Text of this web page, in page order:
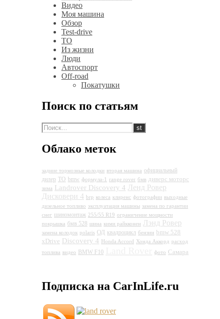
Видео
Моя машина
Обзор
Test-drive
ТО
Из жизни
Люди
Автоспорт
Off-road
Покатушки
Поиск по статьям
Облако меток
задние тормозные колодки вторая машина официальный
дилер ТО bmw формула-1 range rover бмв диверс моторс
зима Landrover Discovery 4 Ленд Ровер
Дисковери 4 brp колеса клиренс фотографии выходные
дизельное топливо эксплуатация машины замена по гарантии
снег шиномонтаж 255/55 R19 ограничение мощности
покрышка бмв 528 шина кими райкконен Лэнд Ровер
замена колодок polaris ОД квадроцикл бензин bmw 528
xDrive Discovery 4 Honda Accord Хонда Аккорд расход
топлива видео BMW F10 фото Самара
Подписка на CarInLife.ru